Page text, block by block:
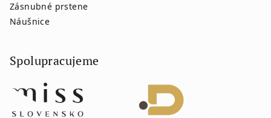
Zásnubné prstene
Náušnice
Spolupracujeme